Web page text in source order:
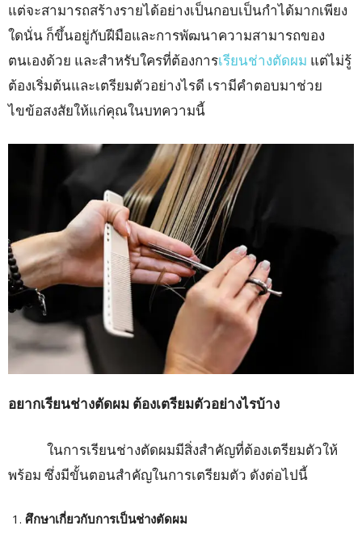
แต่จะสามารถสร้างรายได้อย่างเป็นกอบเป็นกำได้มากเพียง
ใดนั่น ก็ขึ้นอยู่กับฝีมือและการพัฒนาความสามารถของ
ตนเองด้วย และสำหรับใครที่ต้องการเรียนช่างตัดผม แต่ไม่รู้
ต้องเริ่มต้นและเตรียมตัวอย่างไรดี เรามีคำตอบมาช่วย
ไขข้อสงสัยให้แก่คุณในบทความนี้
อยากเรียนช่างตัดผม ต้องเตรียมตัวอย่างไรบ้าง
ในการเรียนช่างตัดผมมีสิ่งสำคัญที่ต้องเตรียมตัวให้
พร้อม ซึ่งมีขั้นตอนสำคัญในการเตรียมตัว ดังต่อไปนี้
ศึกษาเกี่ยวกับการเป็นช่างตัดผม